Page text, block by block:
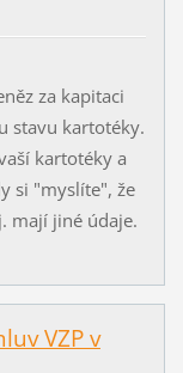
za kapitaci
stavu kartotéky.
kartotéky a
si "myslíte", že
mají jiné údaje.
VZP v